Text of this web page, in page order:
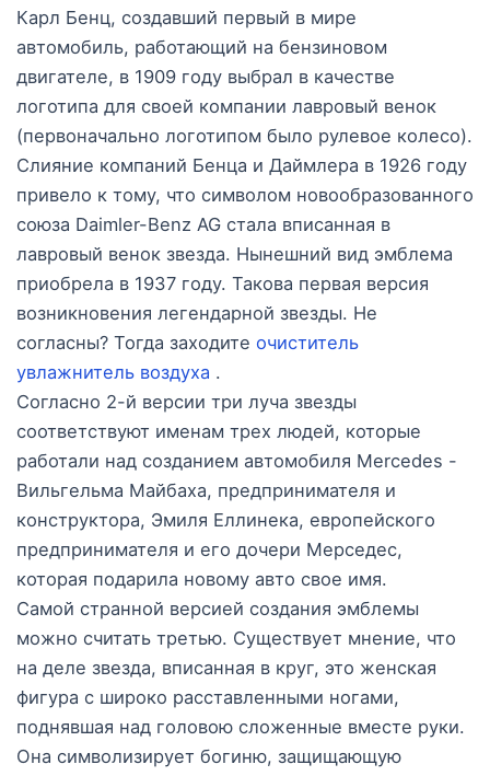
Карл Бенц, создавший первый в мире
автомобиль, работающий на бензиновом
двигателе, в 1909 году выбрал в качестве
логотипа для своей компании лавровый венок
(первоначально логотипом было рулевое колесо).
Слияние компаний Бенца и Даймлера в 1926 году
привело к тому, что символом новообразованного
союза Daimler-Benz AG стала вписанная в
лавровый венок звезда. Нынешний вид эмблема
приобрела в 1937 году. Такова первая версия
возникновения легендарной звезды. Не
согласны? Тогда заходите очиститель
увлажнитель воздуха .
Согласно 2-й версии три луча звезды
соответствуют именам трех людей, которые
работали над созданием автомобиля Mercedes -
Вильгельма Майбаха, предпринимателя и
конструктора, Эмиля Еллинека, европейского
предпринимателя и его дочери Мерседес,
которая подарила новому авто свое имя.
Самой странной версией создания эмблемы
можно считать третью. Существует мнение, что
на деле звезда, вписанная в круг, это женская
фигура с широко расставленными ногами,
поднявшая над головою сложенные вместе руки.
Она символизирует богиню, защищающую